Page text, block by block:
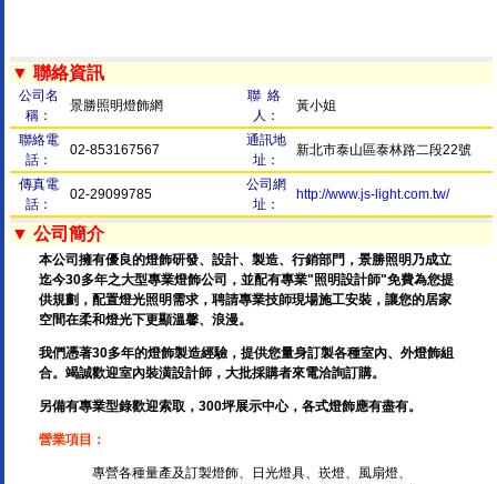
▼ 聯絡資訊
公司名
稱：
景勝照明燈飾網
聯 絡
人：
黃小姐
聯絡電
話：
02-853167567
通訊地
址：
新北市泰山區泰林路二段22號
傳真電
話：
02-29099785
公司網
址：
http://www.js-light.com.tw/
▼ 公司簡介
本公司擁有優良的燈飾研發、設計、製造、行銷部門，景勝照明乃成立
迄今30多年之大型專業燈飾公司，並配有專業"照明設計師"免費為您提
供規劃，配置燈光照明需求，聘請專業技師現場施工安裝，讓您的居家
空間在柔和燈光下更顯溫馨、浪漫。
我們憑著30多年的燈飾製造經驗，提供您量身訂製各種室內、外燈飾組
合。竭誠歡迎室內裝潢設計師，大批採購者來電洽詢訂購。
另備有專業型錄歡迎索取，300坪展示中心，各式燈飾應有盡有。
營業項目：
專營各種量產及訂製燈飾、日光燈具、崁燈、風扇燈、